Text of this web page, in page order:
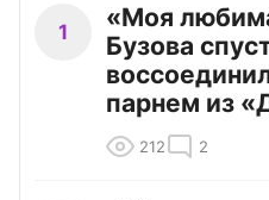
1
«Моя
Бузова
парнем из
212 2